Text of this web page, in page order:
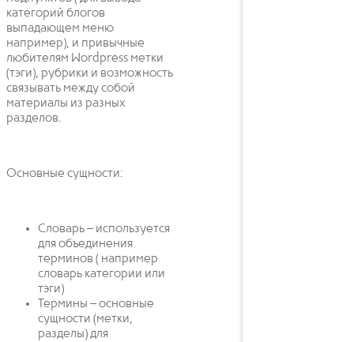
категорий блогов
выпадающем меню
например), и привычные
любителям Wordpress метки
(тэги), рубрики и возможность
связывать между собой
материалы из разных
разделов.
Основные сущности:
Словарь – используется
для объединения
терминов ( например
словарь категории или
тэги)
Термины – основные
сущности (метки,
разделы) для